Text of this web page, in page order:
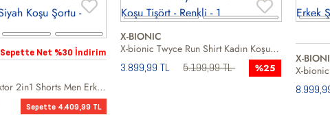
Sepette Net %30 İndirim
X-bionic Effektor 2in1 Shorts Men Erkek Siyah Koşu Şortu
Sepette 4.409,99 TL
X-BIONIC
X-bionic Twyce Run Shirt Kadın Koşu Tişört
3.899,99 TL 5.199,99 TL %25
X-